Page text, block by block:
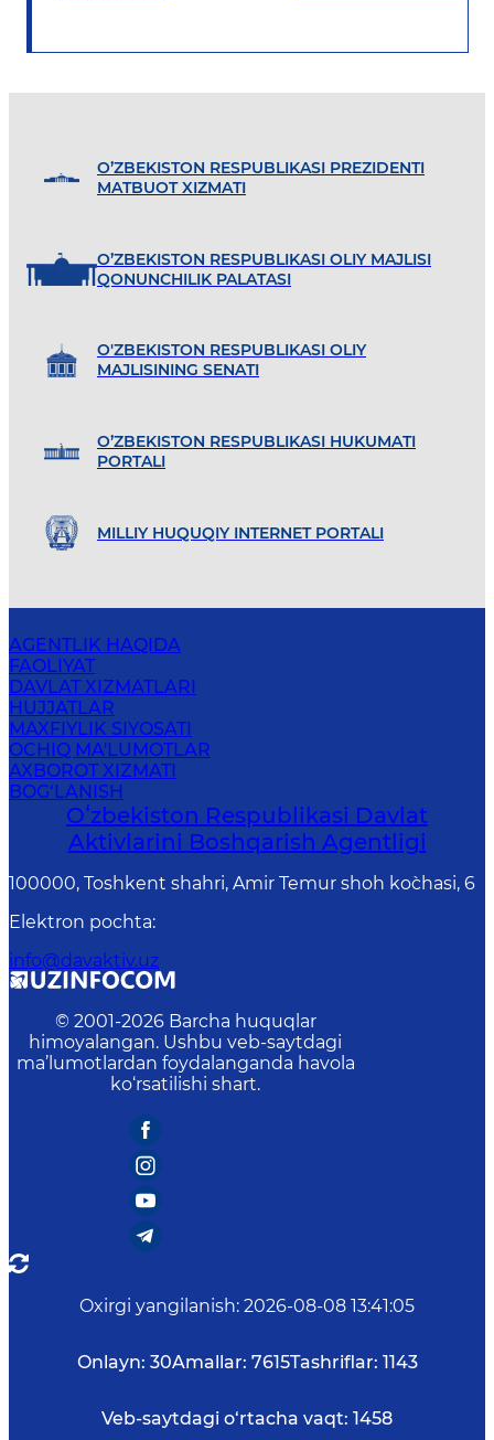
O’ZBEKISTON RESPUBLIKASI PREZIDENTI
MATBUOT XIZMATI
O’ZBEKISTON RESPUBLIKASI OLIY MAJLISI
QONUNCHILIK PALATASI
O'ZBEKISTON RESPUBLIKASI OLIY
MAJLISINING SENATI
O’ZBEKISTON RESPUBLIKASI HUKUMATI
PORTALI
MILLIY HUQUQIY INTERNET PORTALI
AGENTLIK HAQIDA
FAOLIYAT
DAVLAT XIZMATLARI
HUJJATLAR
MAXFIYLIK SIYOSATI
OCHIQ MA'LUMOTLAR
AXBOROT XIZMATI
BOG‘LANISH
Oʻzbekiston Respublikasi Davlat
Aktivlarini Boshqarish Agentligi
100000, Toshkent shahri, Amir Temur shoh ko`chasi, 6
Elektron pochta:
info@davaktiv.uz
© 2001-2026 Barcha huquqlar
himoyalangan. Ushbu veb-saytdagi
ma’lumotlardan foydalanganda havola
ko‘rsatilishi shart.
Oxirgi yangilanish: 2026-08-08 13:41:05
Onlayn: 30Amallar: 7615Tashriflar: 1143
Veb-saytdagi o‘rtacha vaqt: 1458